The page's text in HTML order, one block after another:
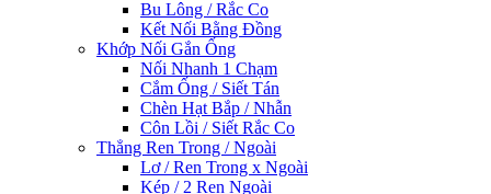
Bu Lông / Rắc Co
Kết Nối Bằng Đồng
Khớp Nối Gắn Ống
Nối Nhanh 1 Chạm
Cắm Ống / Siết Tán
Chèn Hạt Bắp / Nhẫn
Côn Lồi / Siết Rắc Co
Thẳng Ren Trong / Ngoài
Lơ / Ren Trong x Ngoài
Kép / 2 Ren Ngoài